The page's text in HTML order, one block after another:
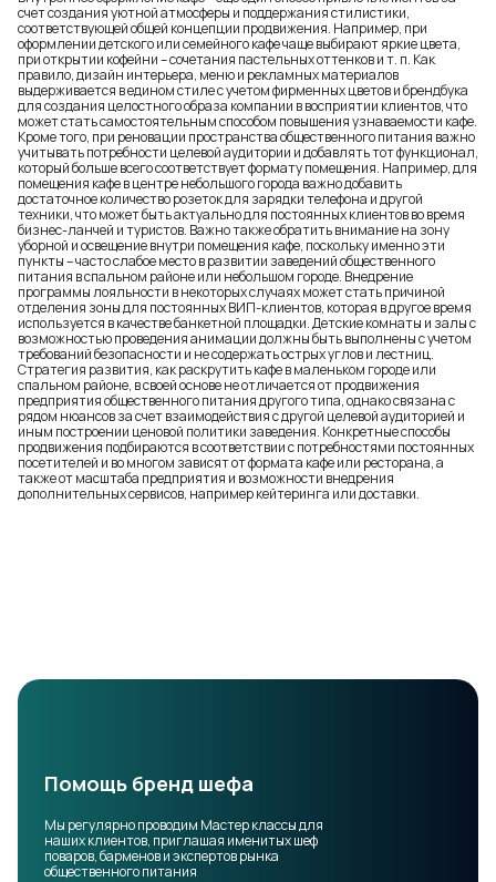
счет создания уютной атмосферы и поддержания стилистики,
соответствующей общей концепции продвижения. Например, при
оформлении детского или семейного кафе чаще выбирают яркие цвета,
при открытии кофейни – сочетания пастельных оттенков и т. п. Как
правило, дизайн интерьера, меню и рекламных материалов
выдерживается в едином стиле с учетом фирменных цветов и брендбука
для создания целостного образа компании в восприятии клиентов, что
может стать самостоятельным способом повышения узнаваемости кафе.
Кроме того, при реновации пространства общественного питания важно
учитывать потребности целевой аудитории и добавлять тот функционал,
который больше всего соответствует формату помещения. Например, для
помещения кафе в центре небольшого города важно добавить
достаточное количество розеток для зарядки телефона и другой
техники, что может быть актуально для постоянных клиентов во время
бизнес-ланчей и туристов. Важно также обратить внимание на зону
уборной и освещение внутри помещения кафе, поскольку именно эти
пункты – часто слабое место в развитии заведений общественного
питания в спальном районе или небольшом городе. Внедрение
программы лояльности в некоторых случаях может стать причиной
отделения зоны для постоянных ВИП-клиентов, которая в другое время
используется в качестве банкетной площадки. Детские комнаты и залы с
возможностью проведения анимации должны быть выполнены с учетом
требований безопасности и не содержать острых углов и лестниц.
Стратегия развития, как раскрутить кафе в маленьком городеили
спальном районе, в своей основе не отличается от продвижения
предприятия общественного питания другого типа, однако связана с
рядом нюансов за счет взаимодействия с другой целевой аудиторией и
иным построении ценовой политики заведения. Конкретные способы
продвижения подбираются в соответствии с потребностями постоянных
посетителей и во многом зависят от формата кафе или ресторана, а
также от масштаба предприятия и возможности внедрения
дополнительных сервисов, например кейтеринга или доставки.
Помощь бренд шефа
Мы регулярно проводим Мастер классы для
наших клиентов, приглашая именитых шеф
поваров, барменов и экспертов рынка
общественного питания